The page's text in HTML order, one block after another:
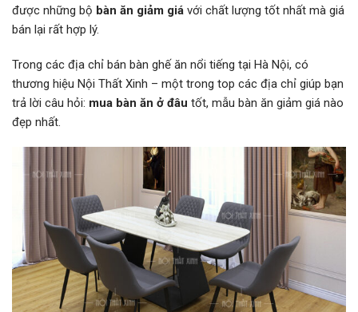
được những bộ bàn ăn giảm giá với chất lượng tốt nhất mà giá
bán lại rất hợp lý.
Trong các địa chỉ bán bàn ghế ăn nổi tiếng tại Hà Nội, có
thương hiệu Nội Thất Xinh – một trong top các địa chỉ giúp bạn
trả lời câu hỏi: mua bàn ăn ở đâu tốt, mẫu bàn ăn giảm giá nào
đẹp nhất.